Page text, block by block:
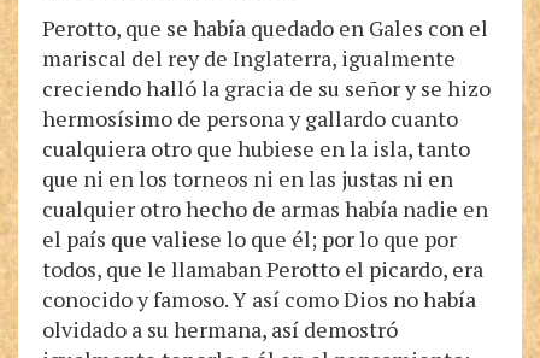
Perotto, que se había quedado en Gales con el
mariscal del rey de Inglaterra, igualmente
creciendo halló la gracia de su señor y se hizo
hermosísimo de persona y gallardo cuanto
cualquiera otro que hubiese en la isla, tanto
que ni en los torneos ni en las justas ni en
cualquier otro hecho de armas había nadie en
el país que valiese lo que él; por lo que por
todos, que le llamaban Perotto el picardo, era
conocido y famoso. Y así como Dios no había
olvidado a su hermana, así demostró